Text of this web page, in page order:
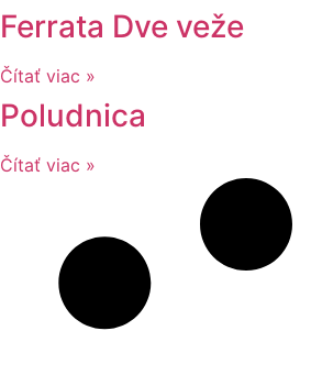
Ferrata Dve veže
Čítať viac »
Poludnica
Čítať viac »